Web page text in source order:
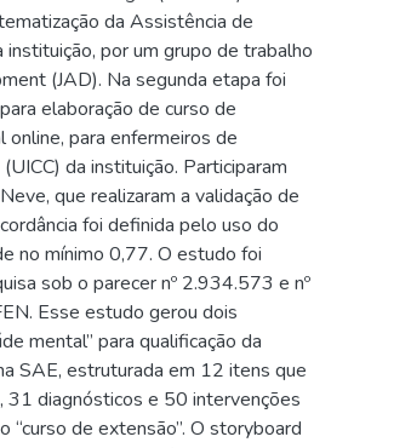
da Assistência de
por um grupo de trabalho
(JAD). Na segunda etapa foi
elaboração de curso de
para enfermeiros de
da instituição. Participaram
que realizaram a validação de
foi definida pelo uso do
no mínimo 0,77. O estudo foi
sob o parecer nº 2.934.573 e nº
Esse estudo gerou dois
mental” para qualificação da
SAE, estruturada em 12 itens que
31 diagnósticos e 50 intervenções
de extensão”. O storyboard